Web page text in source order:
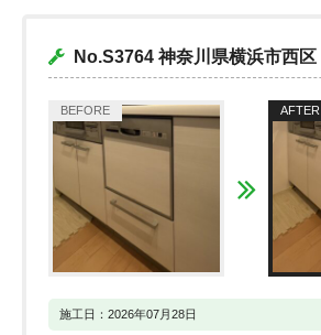
No.S3764 神奈川県横浜市西区
施工日：2026年07月28日